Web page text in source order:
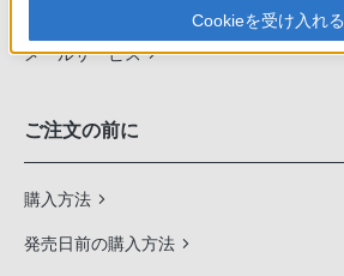
定期クーポンのプレゼントについて
メールサービス
ご注文の前に
購入方法
発売日前の購入方法
Cookieを受け入れる